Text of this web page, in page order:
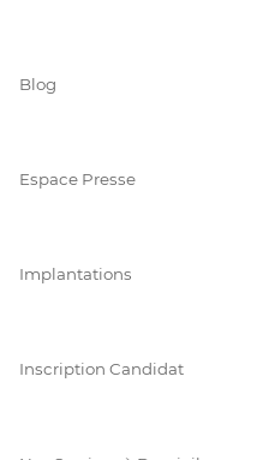
Blog
Espace Presse
Implantations
Inscription Candidat